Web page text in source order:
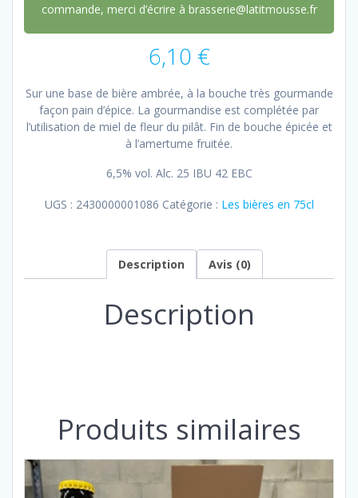
commande, merci d’écrire à brasserie@latitmousse.fr
6,10 €
Sur une base de bière ambrée, à la bouche très gourmande
façon pain d’épice. La gourmandise est complétée par
l’utilisation de miel de fleur du pilât. Fin de bouche épicée et
à l’amertume fruitée.
6,5% vol. Alc. 25 IBU 42 EBC
UGS : 2430000001086 Catégorie : Les bières en 75cl
Description Avis (0)
Description
Produits similaires